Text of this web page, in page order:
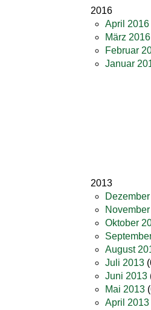
2016
April 2016
März 2016
Februar
Januar
2013
Oktober
August
Juli 2013
Juni 2013
Mai 2013
April 2013